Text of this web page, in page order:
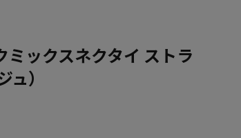
ミックスネクタイ ストラ
）